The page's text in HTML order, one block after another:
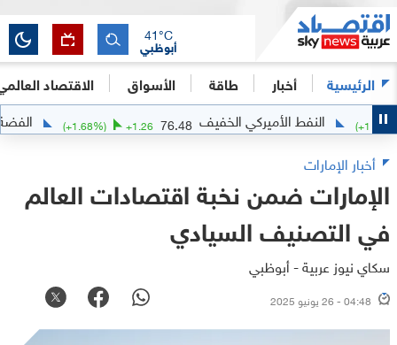
الرئيسية أخبار طاقة الأسواق الاقتصاد
أبوظبي
41°C
النفط الأميركي الخفيف 76.48
+1.26
( +1.68%) الفضة
أخبار الإمارات
الإمارات ضمن نخبة اقتصادات العالم
في التصنيف السيادي
سكاي نيوز عربية - أبوظبي
04:48 - 26 يونيو 2025